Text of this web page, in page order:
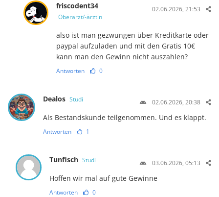
friscodent34
Oberarzt/-ärztin
02.06.2026, 21:53
also ist man gezwungen über Kreditkarte oder
paypal aufzuladen und mit den Gratis 10€
kann man den Gewinn nicht auszahlen?
Antworten 0
Dealos Studi 02.06.2026, 20:38
Als Bestandskunde teilgenommen. Und es klappt.
Antworten 1
Tunfisch Studi 03.06.2026, 05:13
Hoffen wir mal auf gute Gewinne
Antworten 0